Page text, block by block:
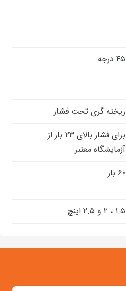
۴۵ درجه
ریخته گری تحت فشار
برای فشار بالای ۲۳ بار از
آزمایشگاه معتبر
۶۰ بار
۱.۵ ، ۲ و ۲.۵ اینچ